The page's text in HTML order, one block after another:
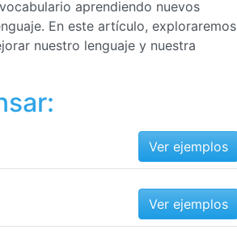
aprendiendo nuevos
En este artículo, exploraremos
nuestro lenguaje y nuestra
Ver ejemplos
Ver ejemplos